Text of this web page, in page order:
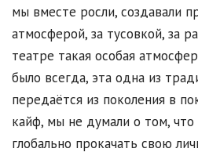
мы вместе росли, создавали
атмосферой, за тусовкой, за
театре такая особая
было всегда, эта одна из
передаётся из поколения в
кайф, мы не думали о том,
глобально прокачать свою